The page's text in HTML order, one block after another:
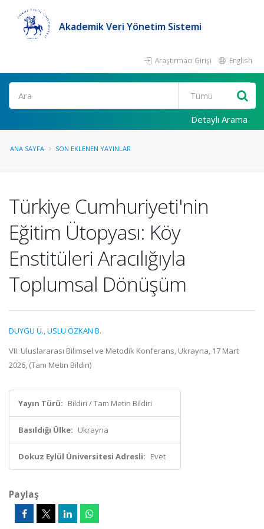
Akademik Veri Yönetim Sistemi
Araştırmacı Girişi English
Ara
Detaylı Arama
ANA SAYFA SON EKLENEN YAYINLAR
Türkiye Cumhuriyeti'nin
Eğitim Ütopyası: Köy
Enstitüleri Aracılığıyla
Toplumsal Dönüşüm
DUYGU Ü.,USLU ÖZKAN B.
VII. Uluslararası Bilimsel ve Metodik Konferans, Ukrayna, 17 Mart
2026, (Tam Metin Bildiri)
Yayın Türü: Bildiri / Tam Metin Bildiri
Basıldığı Ülke: Ukrayna
Dokuz Eylül Üniversitesi Adresli: Evet
Paylaş